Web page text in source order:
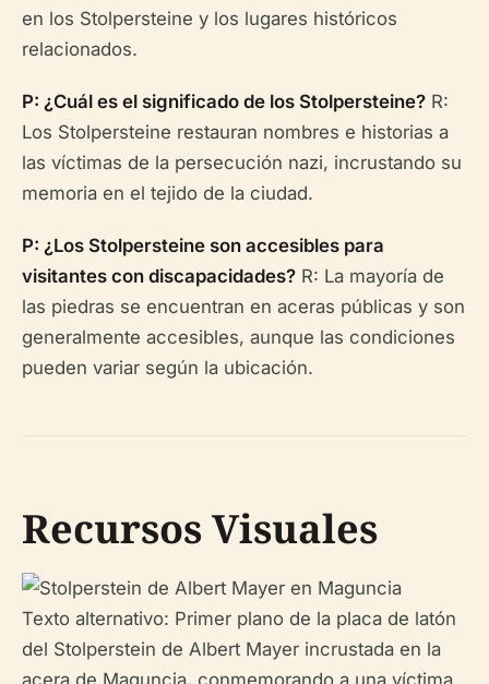
en los Stolpersteine y los lugares históricos
relacionados.
P: ¿Cuál es el significado de los Stolpersteine? R:
Los Stolpersteine restauran nombres e historias a
las víctimas de la persecución nazi, incrustando su
memoria en el tejido de la ciudad.
P: ¿Los Stolpersteine son accesibles para
visitantes con discapacidades? R: La mayoría de
las piedras se encuentran en aceras públicas y son
generalmente accesibles, aunque las condiciones
pueden variar según la ubicación.
Recursos Visuales
Texto alternativo: Primer plano de la placa de latón
del Stolperstein de Albert Mayer incrustada en la
acera de Maguncia, conmemorando a una víctima